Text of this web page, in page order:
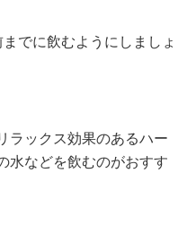
までに飲むようにしましょ
ラックス効果のあるハー
水などを飲むのがおすす